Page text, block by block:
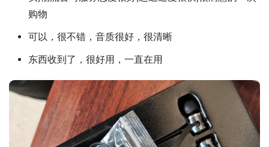
购物
可以，很不错，音质很好，很清晰
东西收到了，很好用，一直在用